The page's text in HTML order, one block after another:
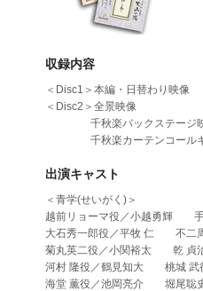
収録内容
＜Disc1＞本編・日替わり映像
＜Disc2＞全景映像
千秋楽バックステージ
千秋楽カーテンコールキ
出演キャスト
＜青学(せいがく)＞
越前リョーマ役／小越勇輝 手
大石秀一郎役／平牧 仁 不二
菊丸英二役／小関裕太 乾 貞
河村 隆役／鶴見知大 桃城 武
海堂 薫役／池岡亮介 堀尾聡